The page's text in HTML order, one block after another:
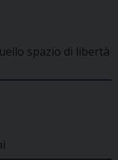
spazio di libertà